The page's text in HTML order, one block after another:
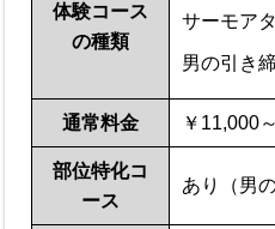
体験コース
の種類
サーモア
男の引き
通常料金 ￥11,000～
部位特化コ
ース
あり（男